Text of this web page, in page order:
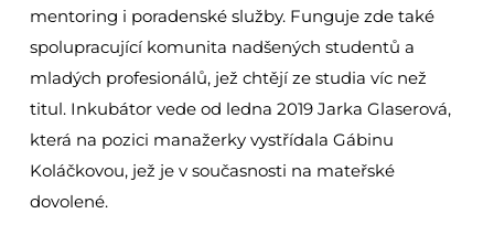
mentoring i poradenské služby. Funguje zde také
spolupracující komunita nadšených studentů a
mladých profesionálů, jež chtějí ze studia víc než
titul. Inkubátor vede od ledna 2019 Jarka Glaserová,
která na pozici manažerky vystřídala Gábinu
Koláčkovou, jež je v současnosti na mateřské
dovolené.